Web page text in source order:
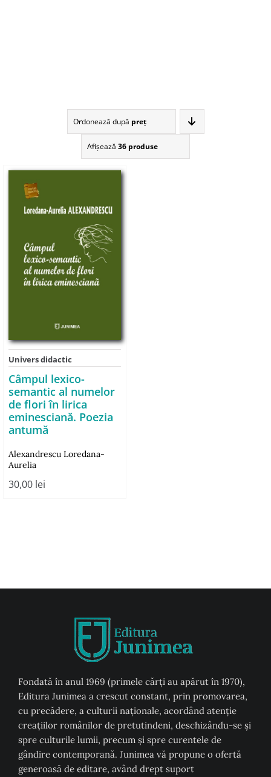
Ordonează după preţ
Afişează 36 produse
Univers didactic
Câmpul lexico-
semantic al numelor
de flori în lirica
eminesciană. Poezia
antumă
Alexandrescu Loredana-
Aurelia
30,00 lei
Fondată în anul 1969 (primele cărți au apărut în 1970),
Editura Junimea a crescut constant, prin promovarea,
cu precădere, a culturii naţionale, acordând atenţie
creaţiilor românilor de pretutindeni, deschizându-se şi
spre culturile lumii, precum şi spre curentele de
gândire contemporană. Junimea vă propune o ofertă
generoasă de editare, având drept suport